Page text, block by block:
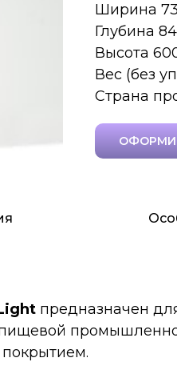
Ширина
Глубина
Высота
Вес (без
Страна
предназначен